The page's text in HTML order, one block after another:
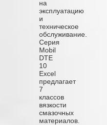
на
эксплуатацию
и
техническое
обслуживание.
Серия
Mobil
DTE
10
Excel
предлагает
7
классов
вязкости
смазочных
материалов.